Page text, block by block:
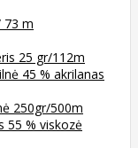
73 m
25 gr/112m
45 % akrilanas
250gr/500m
55 % viskozė